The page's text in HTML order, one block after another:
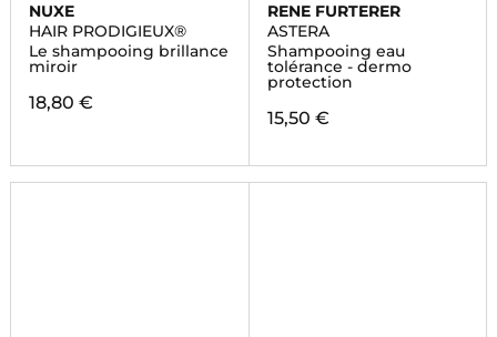
NUXE
HAIR PRODIGIEUX®
Le shampooing brillance
miroir
18,80 €
RENE FURTERER
ASTERA
Shampooing eau
tolérance - dermo
protection
15,50 €